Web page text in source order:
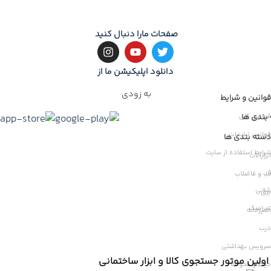
دانلود اپلیکیشن ما از
به زودی
صفحات مارا دنبال کنید
دسته بندی ها
ابزارآلات
آب و فاضلاب
برق
آشپزخانه
درب
سرویس بهداشتی
حیاط و محوطه
ها
قوانین و شرایط
قوانین کلی
قوانین تبلیغات
شرایط استفاده از سایت
اولین موتور جستجوی کالا و ابزار ساختمانی